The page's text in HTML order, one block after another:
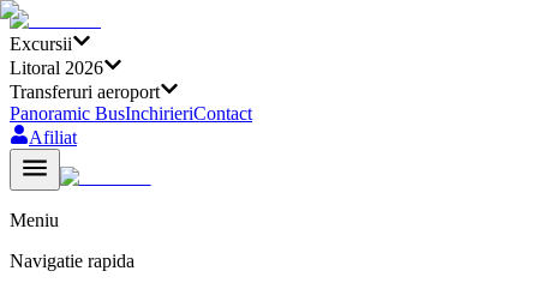
Excursii
Litoral 2026
Transferuri aeroport
Panoramic BusInchirieriContact
Afiliat
Meniu
Navigatie rapida